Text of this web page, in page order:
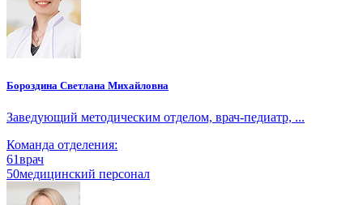
Бороздина Светлана Михайловна
Заведующий методическим отделом, врач-педиатр, ...
Команда отделения:
61врач
50медицинский персонал